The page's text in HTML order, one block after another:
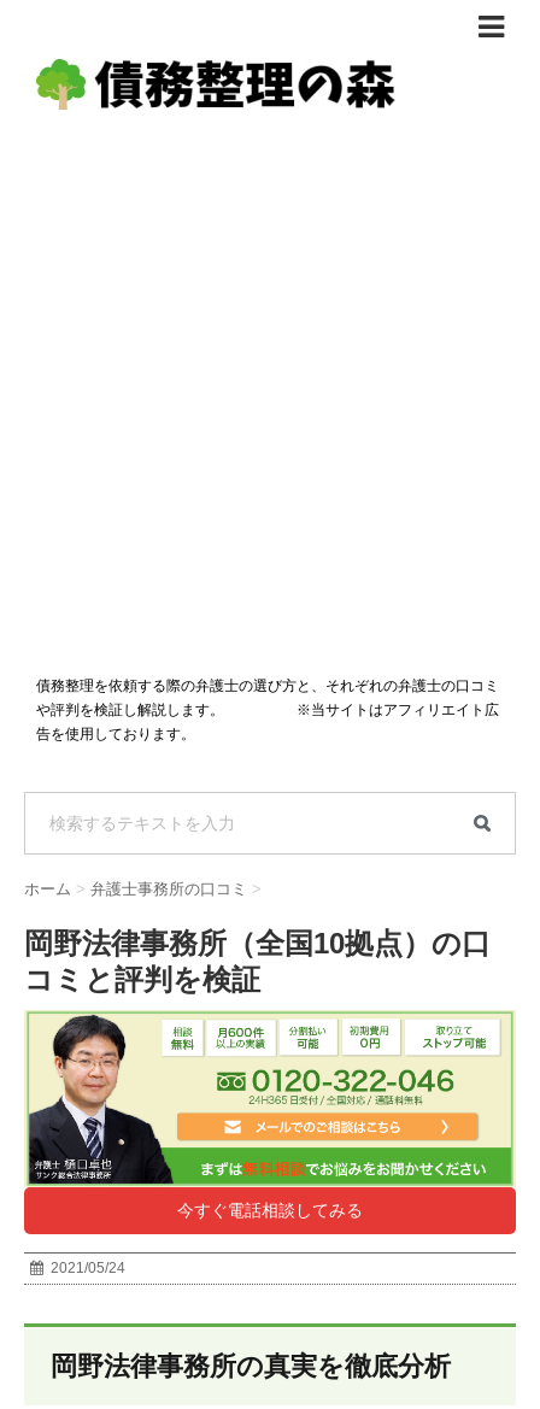
債務整理体験談
債務整理を依頼する際の弁護士の選び方と、それぞれの弁護士の口コミ
や評判を検証し解説します。 ※当サイトはアフィリエイト広
告を使用しております。
ホーム > 弁護士事務所の口コミ >
岡野法律事務所（全国10拠点）の口
コミと評判を検証
今すぐ電話相談してみる
2021/05/24
岡野法律事務所の真実を徹底分析